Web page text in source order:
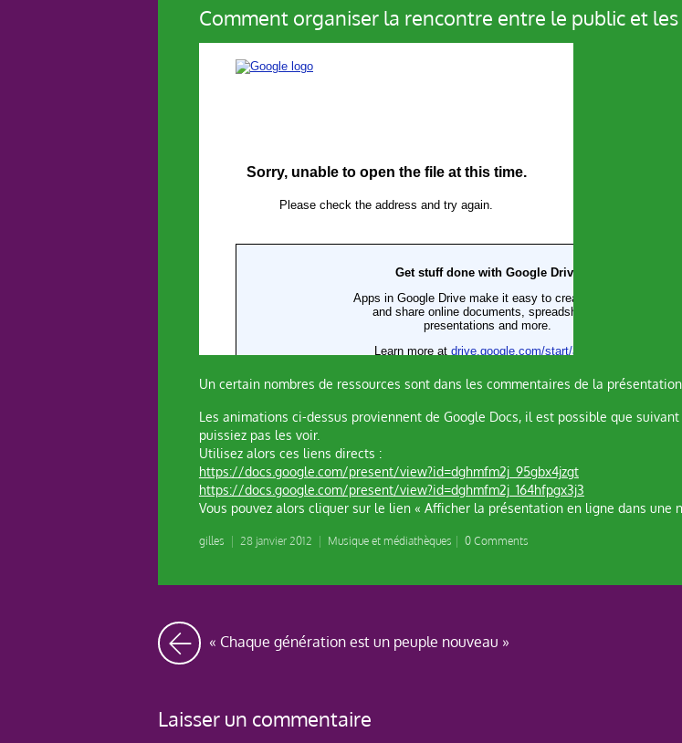
Comment organiser la rencontre entre le public et
Un certain nombres de ressources sont dans les commentaires de la présentation
Les animations ci-dessus proviennent de Google Docs, il est possible que
puissiez pas les voir.
Utilisez alors ces liens directs :
https://docs.google.com/present/view?id=dghmfm2j_95gbx4jzgt
https://docs.google.com/present/view?id=dghmfm2j_164hfpgx3j3
Vous pouvez alors cliquer sur le lien « Afficher la présentation en ligne dans une
gilles 28 janvier 2012 Musique et médiathèques 0 Comments
« Chaque génération est un peuple nouveau »
Laisser un commentaire